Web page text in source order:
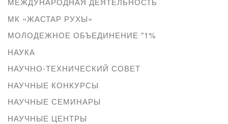
МК «ЖАСТАР РУХЫ»
МОЛОДЕЖНОЕ ОБЪЕДИНЕНИЕ "1%
НАУКА
НАУЧНО-ТЕХНИЧЕСКИЙ СОВЕТ
НАУЧНЫЕ КОНКУРСЫ
НАУЧНЫЕ СЕМИНАРЫ
НАУЧНЫЕ ЦЕНТРЫ